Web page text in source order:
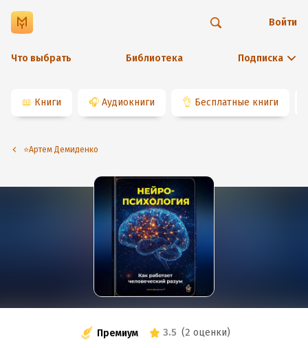
Что выбрать Библиотека Подписка
Войти
📖 Книги 🎧 Аудиокниги 👌 Бесплатные книги
⭐️Артем Демиденко
Премиум 3.5 (2 оценки)